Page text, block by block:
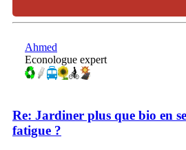
Ahmed
Econologue expert
Re: Jardiner plus que bio en
fatigue ?